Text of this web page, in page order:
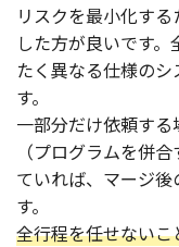
リスクを最小化す
した方が良いです
たく異なる仕様の
す。
一部分だけ依頼す
（プログラムを併
ていれば、マージ
す。
全行程を任せない